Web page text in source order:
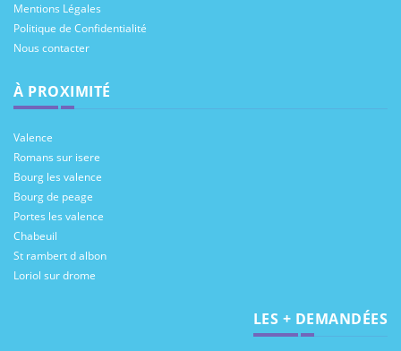
Mentions Légales
Politique de Confidentialité
Nous contacter
À PROXIMITÉ
Valence
Romans sur isere
Bourg les valence
Bourg de peage
Portes les valence
Chabeuil
St rambert d albon
Loriol sur drome
LES + DEMANDÉES